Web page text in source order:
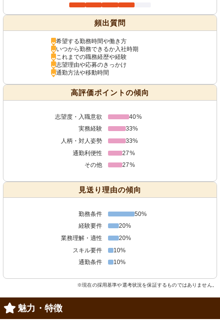
頻出質問
希望する勤務時間や働き方
いつから勤務できるか入社時期
これまでの職務経歴や経験
志望理由や応募のきっかけ
通勤方法や移動時間
高評価ポイントの傾向
志望度・入職意欲
40%
実務経験
33%
人柄・対人姿勢
33%
通勤利便性
27%
その他
27%
見送り理由の傾向
勤務条件
50%
経験要件
20%
業務理解・適性
20%
スキル要件
10%
通勤条件
10%
※現在の採用基準や選考状況を保証するものではありません。
魅力・特徴